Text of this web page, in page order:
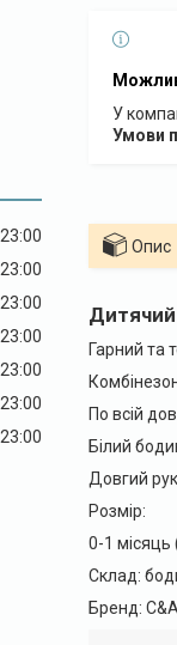
23:00
23:00
23:00
23:00
23:00
23:00
23:00
У
Опис
Гарний та
По всій
Білий
Довгий
Розмір:
0-1 місяць
Склад:
Бренд: